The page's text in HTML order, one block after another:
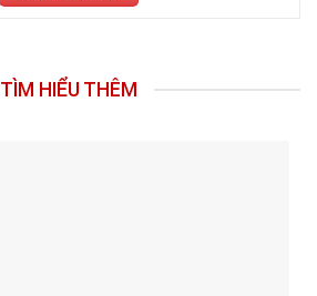
TÌM HIỂU THÊM